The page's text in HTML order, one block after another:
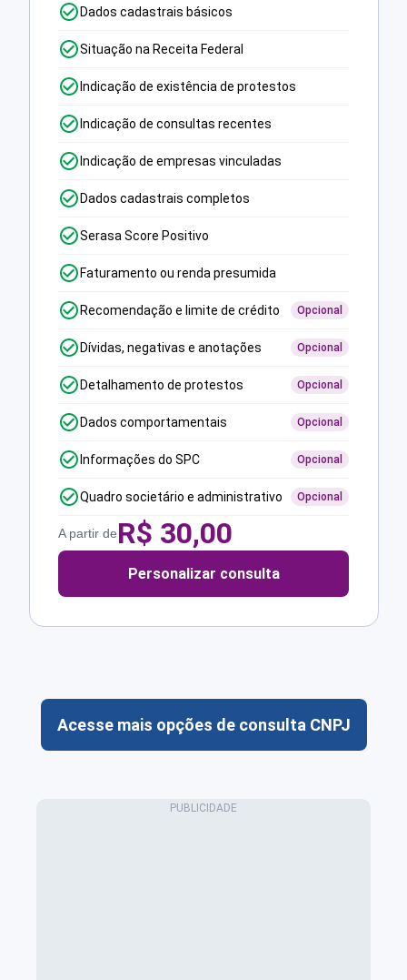
Dados cadastrais básicos
Situação na Receita Federal
Indicação de existência de protestos
Indicação de consultas recentes
Indicação de empresas vinculadas
Dados cadastrais completos
Serasa Score Positivo
Faturamento ou renda presumida
Recomendação e limite de crédito Opcional
Dívidas, negativas e anotações Opcional
Detalhamento de protestos Opcional
Dados comportamentais Opcional
Informações do SPC Opcional
Quadro societário e administrativo Opcional
A partir deR$ 30,00
Personalizar consulta
Acesse mais opções de consulta CNPJ